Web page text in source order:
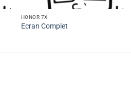
HONOR 7X
Ecran Complet